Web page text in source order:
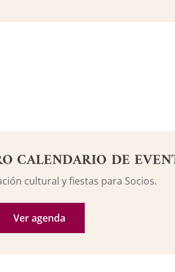
CALENDARIO DE
cultural y fiestas para Socios.
Ver agenda